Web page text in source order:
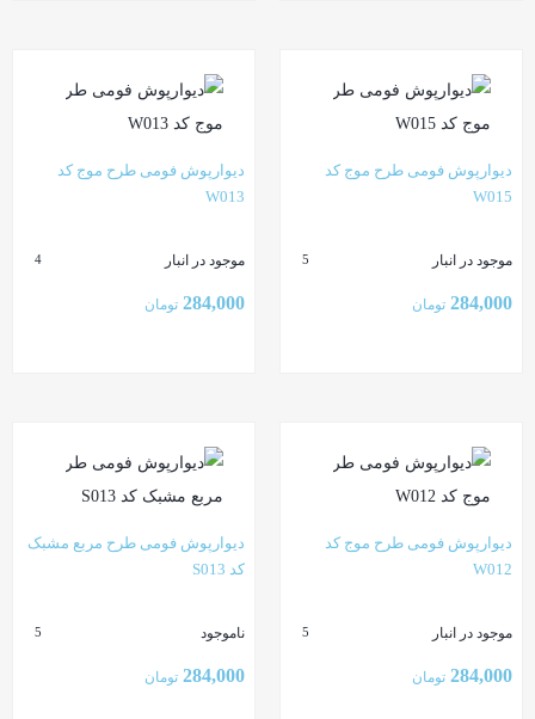
دیوارپوش فومی طرح موج کد
W015
موجود در انبار 5
284,000 تومان
دیوارپوش فومی طرح موج کد
W013
موجود در انبار 4
284,000 تومان
دیوارپوش فومی طرح موج کد
W012
موجود در انبار 5
284,000 تومان
دیوارپوش فومی طرح مربع مشبک
کد S013
ناموجود 5
284,000 تومان